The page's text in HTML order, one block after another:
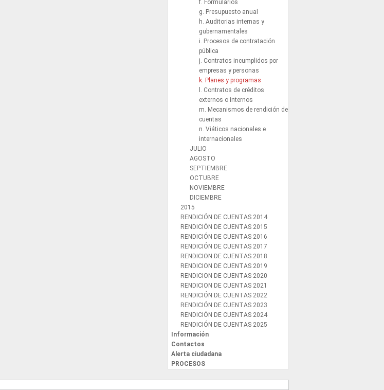
f. Formularios
g. Presupuesto anual
h. Auditorias internas y
gubernamentales
i. Procesos de contratación
pública
j. Contratos incumplidos por
empresas y personas
k. Planes y programas
l. Contratos de créditos
externos o internos
m. Mecanismos de rendición de
cuentas
n. Viáticos nacionales e
internacionales
JULIO
AGOSTO
SEPTIEMBRE
OCTUBRE
NOVIEMBRE
DICIEMBRE
2015
RENDICIÓN DE CUENTAS 2014
RENDICIÓN DE CUENTAS 2015
RENDICIÓN DE CUENTAS 2016
RENDICIÓN DE CUENTAS 2017
RENDICION DE CUENTAS 2018
RENDICION DE CUENTAS 2019
RENDICION DE CUENTAS 2020
RENDICION DE CUENTAS 2021
RENDICIÓN DE CUENTAS 2022
RENDICIÓN DE CUENTAS 2023
RENDICIÓN DE CUENTAS 2024
RENDICIÓN DE CUENTAS 2025
Información
Contactos
Alerta ciudadana
PROCESOS